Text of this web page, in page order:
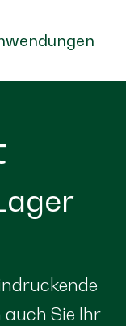
Sie Ihr